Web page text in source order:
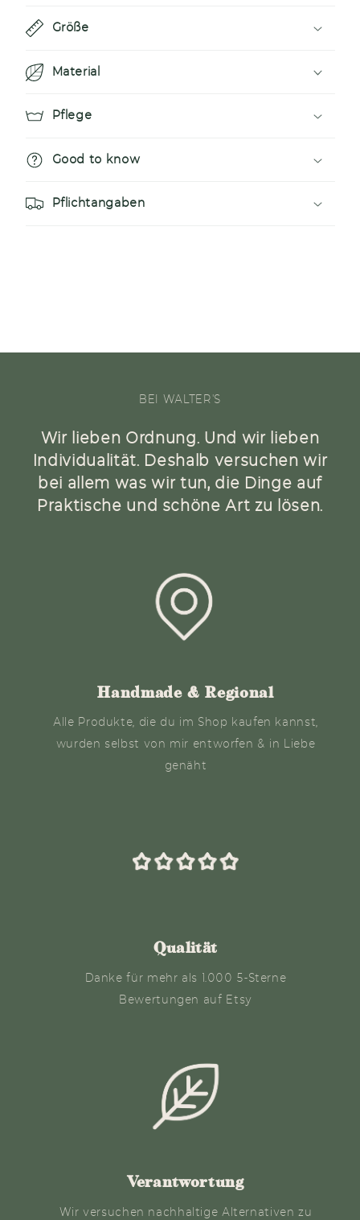
e
r
I
n
a
l
t
Größe
Material
Pflege
Good to know
Pflichtangaben
BEI WALTER'S
Wir lieben Ordnung. Und wir lieben
Individualität. Deshalb versuchen wir
bei allem was wir tun, die Dinge auf
Praktische und schöne Art zu lösen.
Handmade & Regional
Alle Produkte, die du im Shop kaufen kannst,
wurden selbst von mir entworfen & in Liebe
genäht
Qualität
Danke für mehr als 1.000 5-Sterne
Bewertungen auf Etsy
Verantwortung
Wir versuchen nachhaltige Alternativen zu